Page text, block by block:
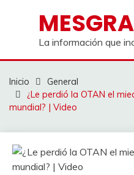
contenidoLa información que
Inicio
General
¿Le perdió la OTAN el
mundial? | Video